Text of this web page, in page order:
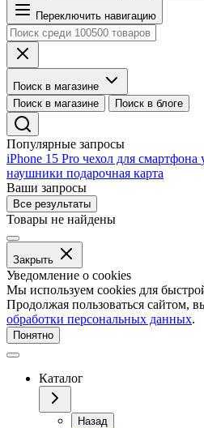
Переключить навигацию
Поиск в магазине
Поиск в магазине
Поиск в блоге
Популярные запросы
iPhone 15 Pro чехол для смартфона
наушники подарочная карта
Ваши запросы
Все результаты
Товары не найдены
Закрыть
Уведомление о cookies
Мы используем cookies для
Продолжая пользоваться сайтом,
обработки персональных данных.
Понятно
Каталог
Назад